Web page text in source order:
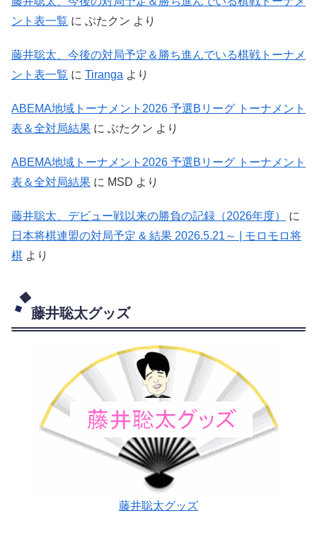
ント表一覧 に ぶたクン より
藤井聡太、今後の対局予定＆勝ち進んでいる棋戦トーナメ
ント表一覧 に Tiranga より
ABEMA地域トーナメント2026 予選Bリーグ トーナメント
表＆全対局結果 に ぶたクン より
ABEMA地域トーナメント2026 予選Bリーグ トーナメント
表＆全対局結果 に MSD より
藤井聡太、デビュー戦以来の勝負の記録（2026年度）
に
日本将棋連盟の対局予定 & 結果 2026.5.21～ | モロモロ将
棋 より
藤井聡太グッズ
藤井聡太グッズ